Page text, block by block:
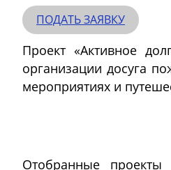
ПОДАТЬ ЗАЯВКУ
Проект «Активное
организации досуга
мероприятиях и
Отобранные